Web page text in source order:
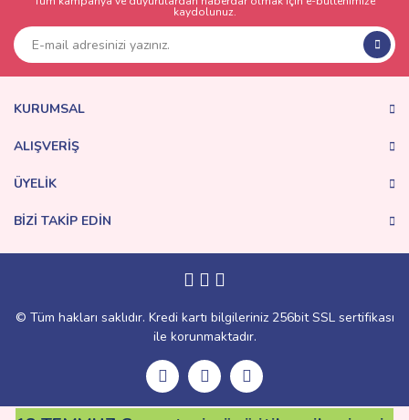
Yorum Yaz
Ürün açıklamasında eksik bilgiler bulunuyor.
Ürün bilgilerinde hatalar bulunuyor.
kaydolunuz.
KURUMSAL
ALIŞVERİŞ
ÜYELİK
BİZİ TAKİP EDİN
© Tüm hakları saklıdır. Kredi kartı bilgileriniz 256bit SSL sertifikası
ile korunmaktadır.